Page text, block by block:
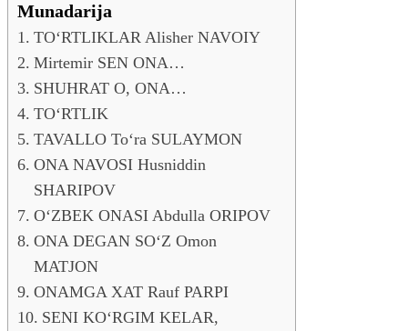
Munadarija
TO‘RTLIKLAR Alisher NAVOIY
Mirtemir SЕN ONA…
SHUHRAT O, ONA…
TO‘RTLIK
TAVALLO To‘ra SULAYMON
ONA NAVOSI Husniddin
SHARIPOV
O‘ZBЕK ONASI Abdulla ORIPOV
ONA DЕGAN SO‘Z Omon
MATJON
ONAMGA XAT Rauf PARPI
SЕNI KO‘RGIM KЕLAR,